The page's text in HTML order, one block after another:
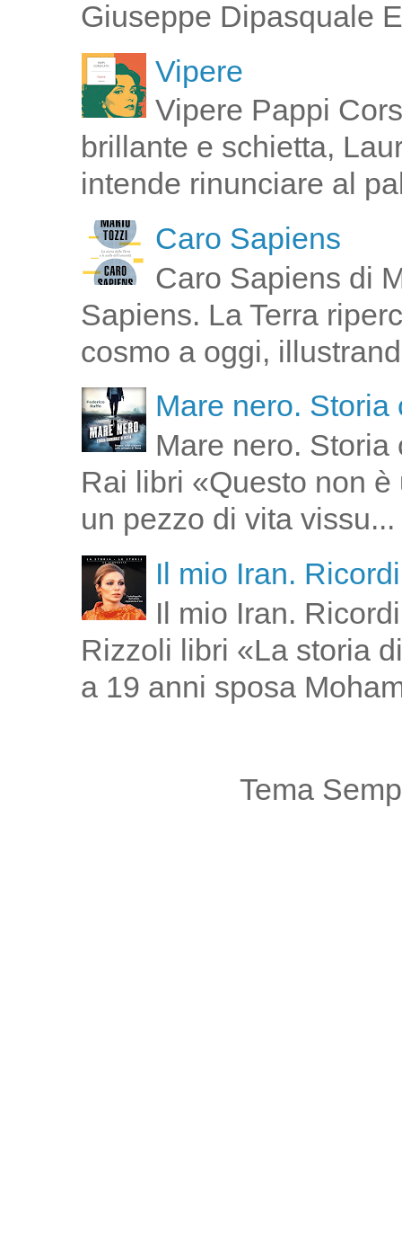
Giuseppe Dipasquale
Vipere
Vipere Pappi
brillante e schietta,
intende rinunciare al
Caro Sapiens
Caro Sapiens di
Sapiens. La Terra
cosmo a oggi,
Mare nero.
Mare nero.
Rai libri «Questo non
un pezzo di vita vissu...
Il mio Iran.
Il mio Iran.
Rizzoli libri «La storia
a 19 anni sposa
Tema